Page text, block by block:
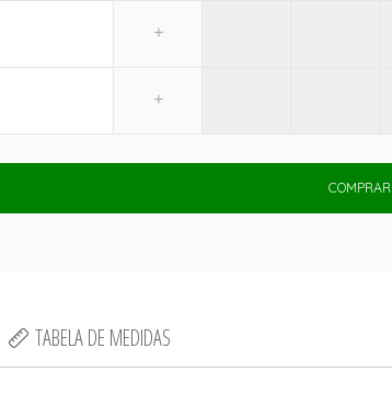
COMPRAR
TABELA DE MEDIDAS